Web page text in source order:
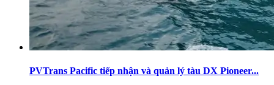
PVTrans Pacific tiếp nhận và quản lý tàu DX Pioneer...